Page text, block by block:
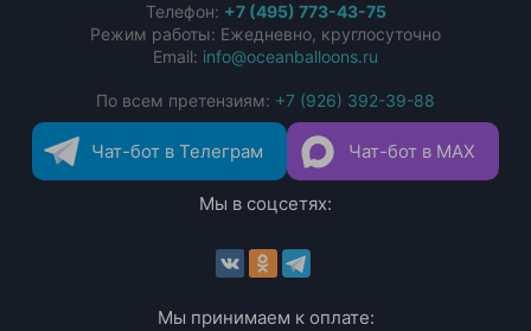
Телефон: +7 (495) 773-43-75
Режим работы: Ежедневно, круглосуточно
Email: info@oceanballoons.ru
По всем претензиям: +7 (926) 392-39-88
Чат-бот в Телеграм Чат-бот в MAX
Мы в соцсетях:
Мы принимаем к оплате: